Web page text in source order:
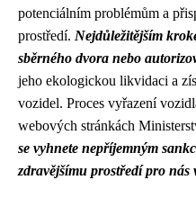
potenciálním problémům a
prostředí. Nejdůležitějším
sběrného dvora nebo
jeho ekologickou likvidaci a
vozidel. Proces vyřazení
webových stránkách
se vyhnete nepříjemným
zdravějšímu prostředí pro nás